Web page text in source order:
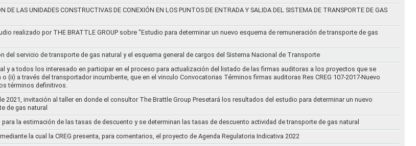
DE LAS UNIDADES CONSTRUCTIVAS DE CONEXIÓN EN LOS PUNTOS DE ENTRADA Y SALIDA DEL SISTEMA DE TRANSPORTE DE GAS
realizado por THE BRATTLE GROUP sobre "Estudio para determinar un nuevo esquema de remuneración de transporte de gas
del servicio de transporte de gas natural y el esquema general de cargos del Sistema Nacional de Transporte
y a todos los interesado en participar en el proceso para actualización del listado de las firmas auditoras a los proyectos que se
(ii) a través del transportador incumbente, que en el vinculo Convocatorias Términos firmas auditoras Res CREG 107-2017-Nuevo
términos definitivos.
2021, invitación al taller en donde el consultor The Brattle Group Presetará los resultados del estudio para determinar un nuevo
de gas natural
la estimación de las tasas de descuento y se determinan las tasas de descuento actividad de transporte de gas natural
la cual la CREG presenta, para comentarios, el proyecto de Agenda Regulatoria Indicativa 2022